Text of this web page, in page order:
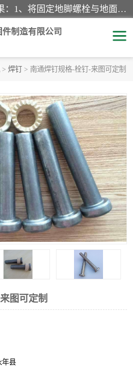
紧固件地脚螺栓的效果：1、将固定地脚螺栓与地面用水泥等物品灌溉在一起，可用来固定较小振荡和冲击的设备。2、活动地脚是一种可拆卸的地脚螺栓，可以固定有激烈振荡和冲击的大型机器设备。3、胀锚地脚螺栓用于固定比较简略且重量轻的设备，辅佐设备长期处于静止状态下。4、粘接地脚螺栓为一种使用广泛且常见的设备，它也是用来固定简略设备的小件。
制造有限公司
> 焊钉 > 南通焊钉规格-栓钉-来图可定制
图可定制
年县
拉杆
悬挑梁拉杆